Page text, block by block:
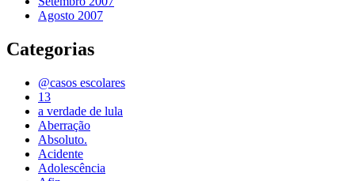
Agosto 2007
Categorias
@casos escolares
13
a verdade de lula
Aberração
Absoluto.
Acidente
Adolescência